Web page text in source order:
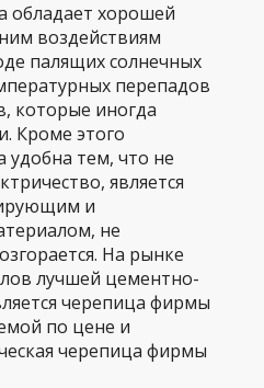
обладает хорошей
воздействиям
палящих солнечных
перепадов
которые иногда
Кроме этого
удобна тем, что не
является
и
не
На рынке
лучшей цементно-
черепица фирмы
по цене и
черепица фирмы